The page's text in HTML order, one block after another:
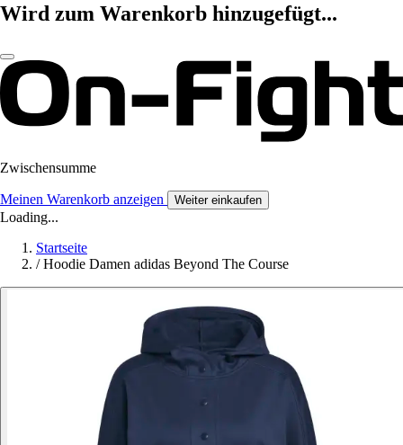
Wird zum Warenkorb hinzugefügt...
Zwischensumme
Meinen Warenkorb anzeigen Weiter einkaufen
Loading...
Startseite
/ Hoodie Damen adidas Beyond The Course